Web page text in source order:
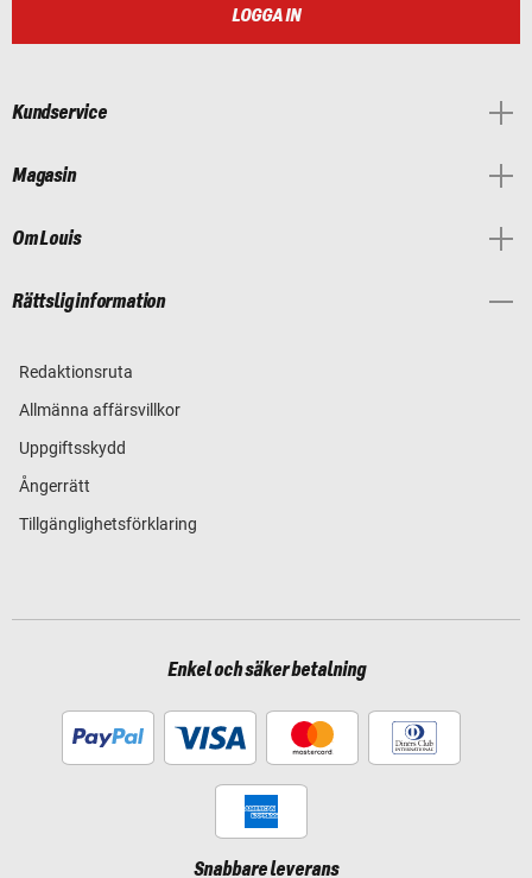
LOGGA IN
Kundservice
Magasin
Om Louis
Rättslig information
Redaktionsruta
Allmänna affärsvillkor
Uppgiftsskydd
Ångerrätt
Tillgänglighetsförklaring
Enkel och säker betalning
Snabbare leverans